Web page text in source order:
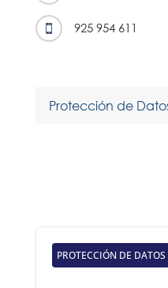
 925 954 611
Protección de
PROTECCIÓN DE DATOS